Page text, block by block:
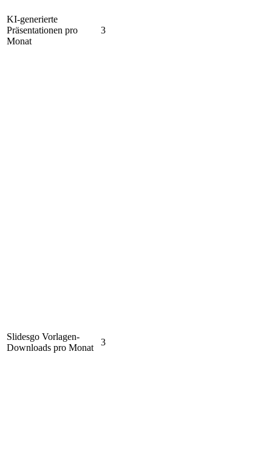
KI-generierte
Präsentationen pro
Monat
3
Slidesgo Vorlagen-
Downloads pro Monat
3